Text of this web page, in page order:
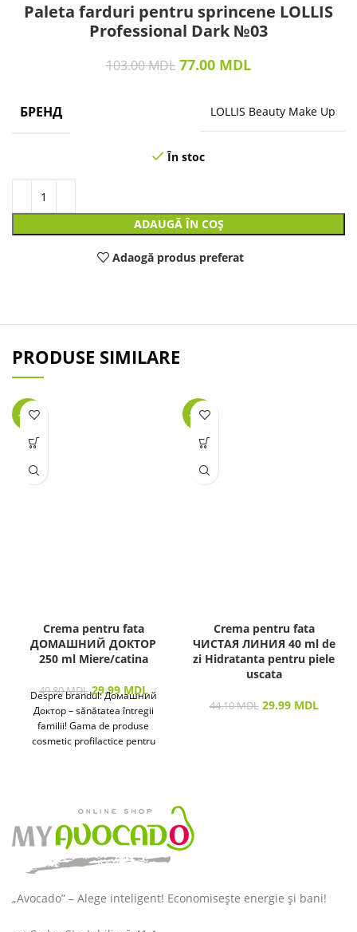
Paleta farduri pentru sprincene LOLLIS
Professional Dark №03
103.00MDL 77.00 MDL
БРЕНД LOLLIS Beauty Make Up
În stoc
ADAUGĂ ÎN COȘ
Adaogă produs preferat
PRODUSE SIMILARE
-40%
Crema pentru fata
ДОМАШНИЙ ДОКТОР
250 ml Miere/catina
49.80MDL 29.99 MDL
Despre brandul: Домашний
Доктор – sănătatea întregii
familii! Gama de produse
cosmetic profilactice pentru
-32%
Crema pentru fata
ЧИСТАЯ ЛИНИЯ 40 ml de
zi Hidratanta pentru piele
uscata
44.10MDL 29.99 MDL
„Avocado” – Alege inteligent! Economisește energie și bani!